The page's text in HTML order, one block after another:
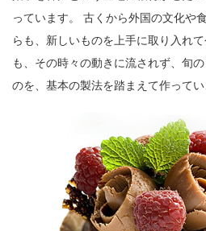
っています。 古くから外国の文化や
らも、新しいものを上手に取り入れ
も、その時々の動きに流されず、旬
のを、基本の製法を踏まえて作ってい